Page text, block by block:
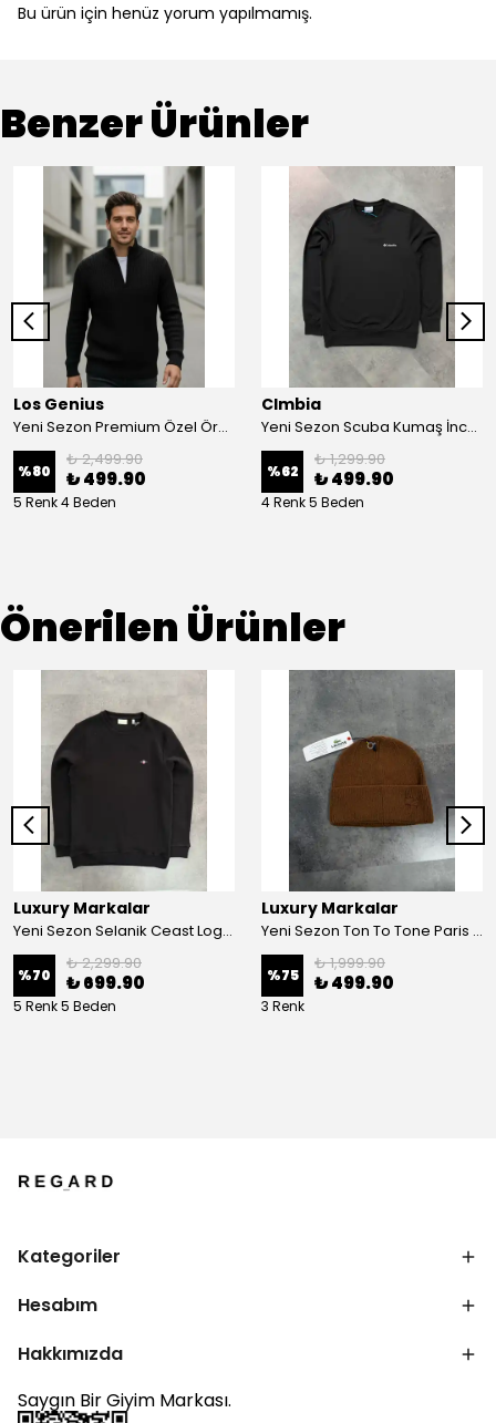
Bu ürün için henüz yorum yapılmamış.
Benzer Ürünler
Los Genius
Yeni Sezon Premium Özel Örgü Yarım Fermuarlı Sweatshirt
%80
₺ 2,499.90
₺ 499.90
5 Renk 4 Beden
Clmbia
Yeni Sezon Scuba Kumaş İnce İçi Polarlı Sweatshirt
%62
₺ 1,299.90
₺ 499.90
4 Renk 5 Beden
Önerilen Ürünler
Luxury Markalar
Yeni Sezon Selanik Ceast Logo Sweatshirt
%70
₺ 2,299.90
₺ 699.90
5 Renk 5 Beden
Luxury Markalar
Yeni Sezon Ton To Tone Paris Bere
%75
₺ 1,999.90
₺ 499.90
3 Renk
Kategoriler
Hesabım
Hakkımızda
Saygın Bir Giyim Markası.